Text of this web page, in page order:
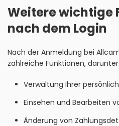
Weitere wichtige
nach dem Login
Nach der Anmeldung bei
zahlreiche Funktionen, darunter:
Verwaltung Ihrer
Einsehen und Bearbeiten
Änderung von